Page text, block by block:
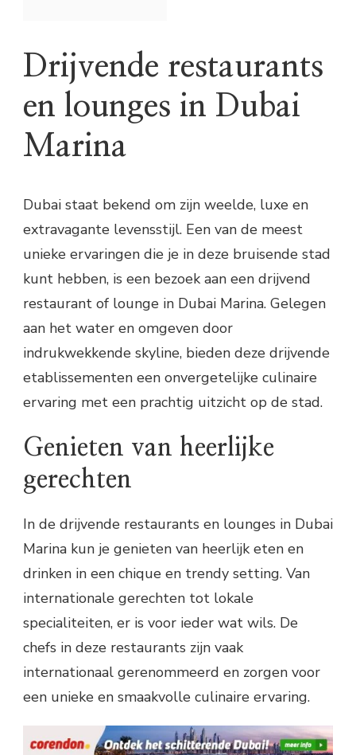
Drijvende restaurants
en lounges in Dubai
Marina
Dubai staat bekend om zijn weelde, luxe en
extravagante levensstijl. Een van de meest
unieke ervaringen die je in deze bruisende stad
kunt hebben, is een bezoek aan een drijvend
restaurant of lounge in Dubai Marina. Gelegen
aan het water en omgeven door
indrukwekkende skyline, bieden deze drijvende
etablissementen een onvergetelijke culinaire
ervaring met een prachtig uitzicht op de stad.
Genieten van heerlijke
gerechten
In de drijvende restaurants en lounges in Dubai
Marina kun je genieten van heerlijk eten en
drinken in een chique en trendy setting. Van
internationale gerechten tot lokale
specialiteiten, er is voor ieder wat wils. De
chefs in deze restaurants zijn vaak
internationaal gerenommeerd en zorgen voor
een unieke en smaakvolle culinaire ervaring.